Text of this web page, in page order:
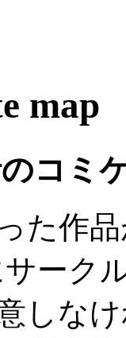
map
コミ
た作
ーク
しな